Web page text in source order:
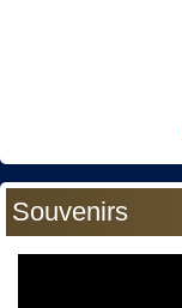
Souvenirs